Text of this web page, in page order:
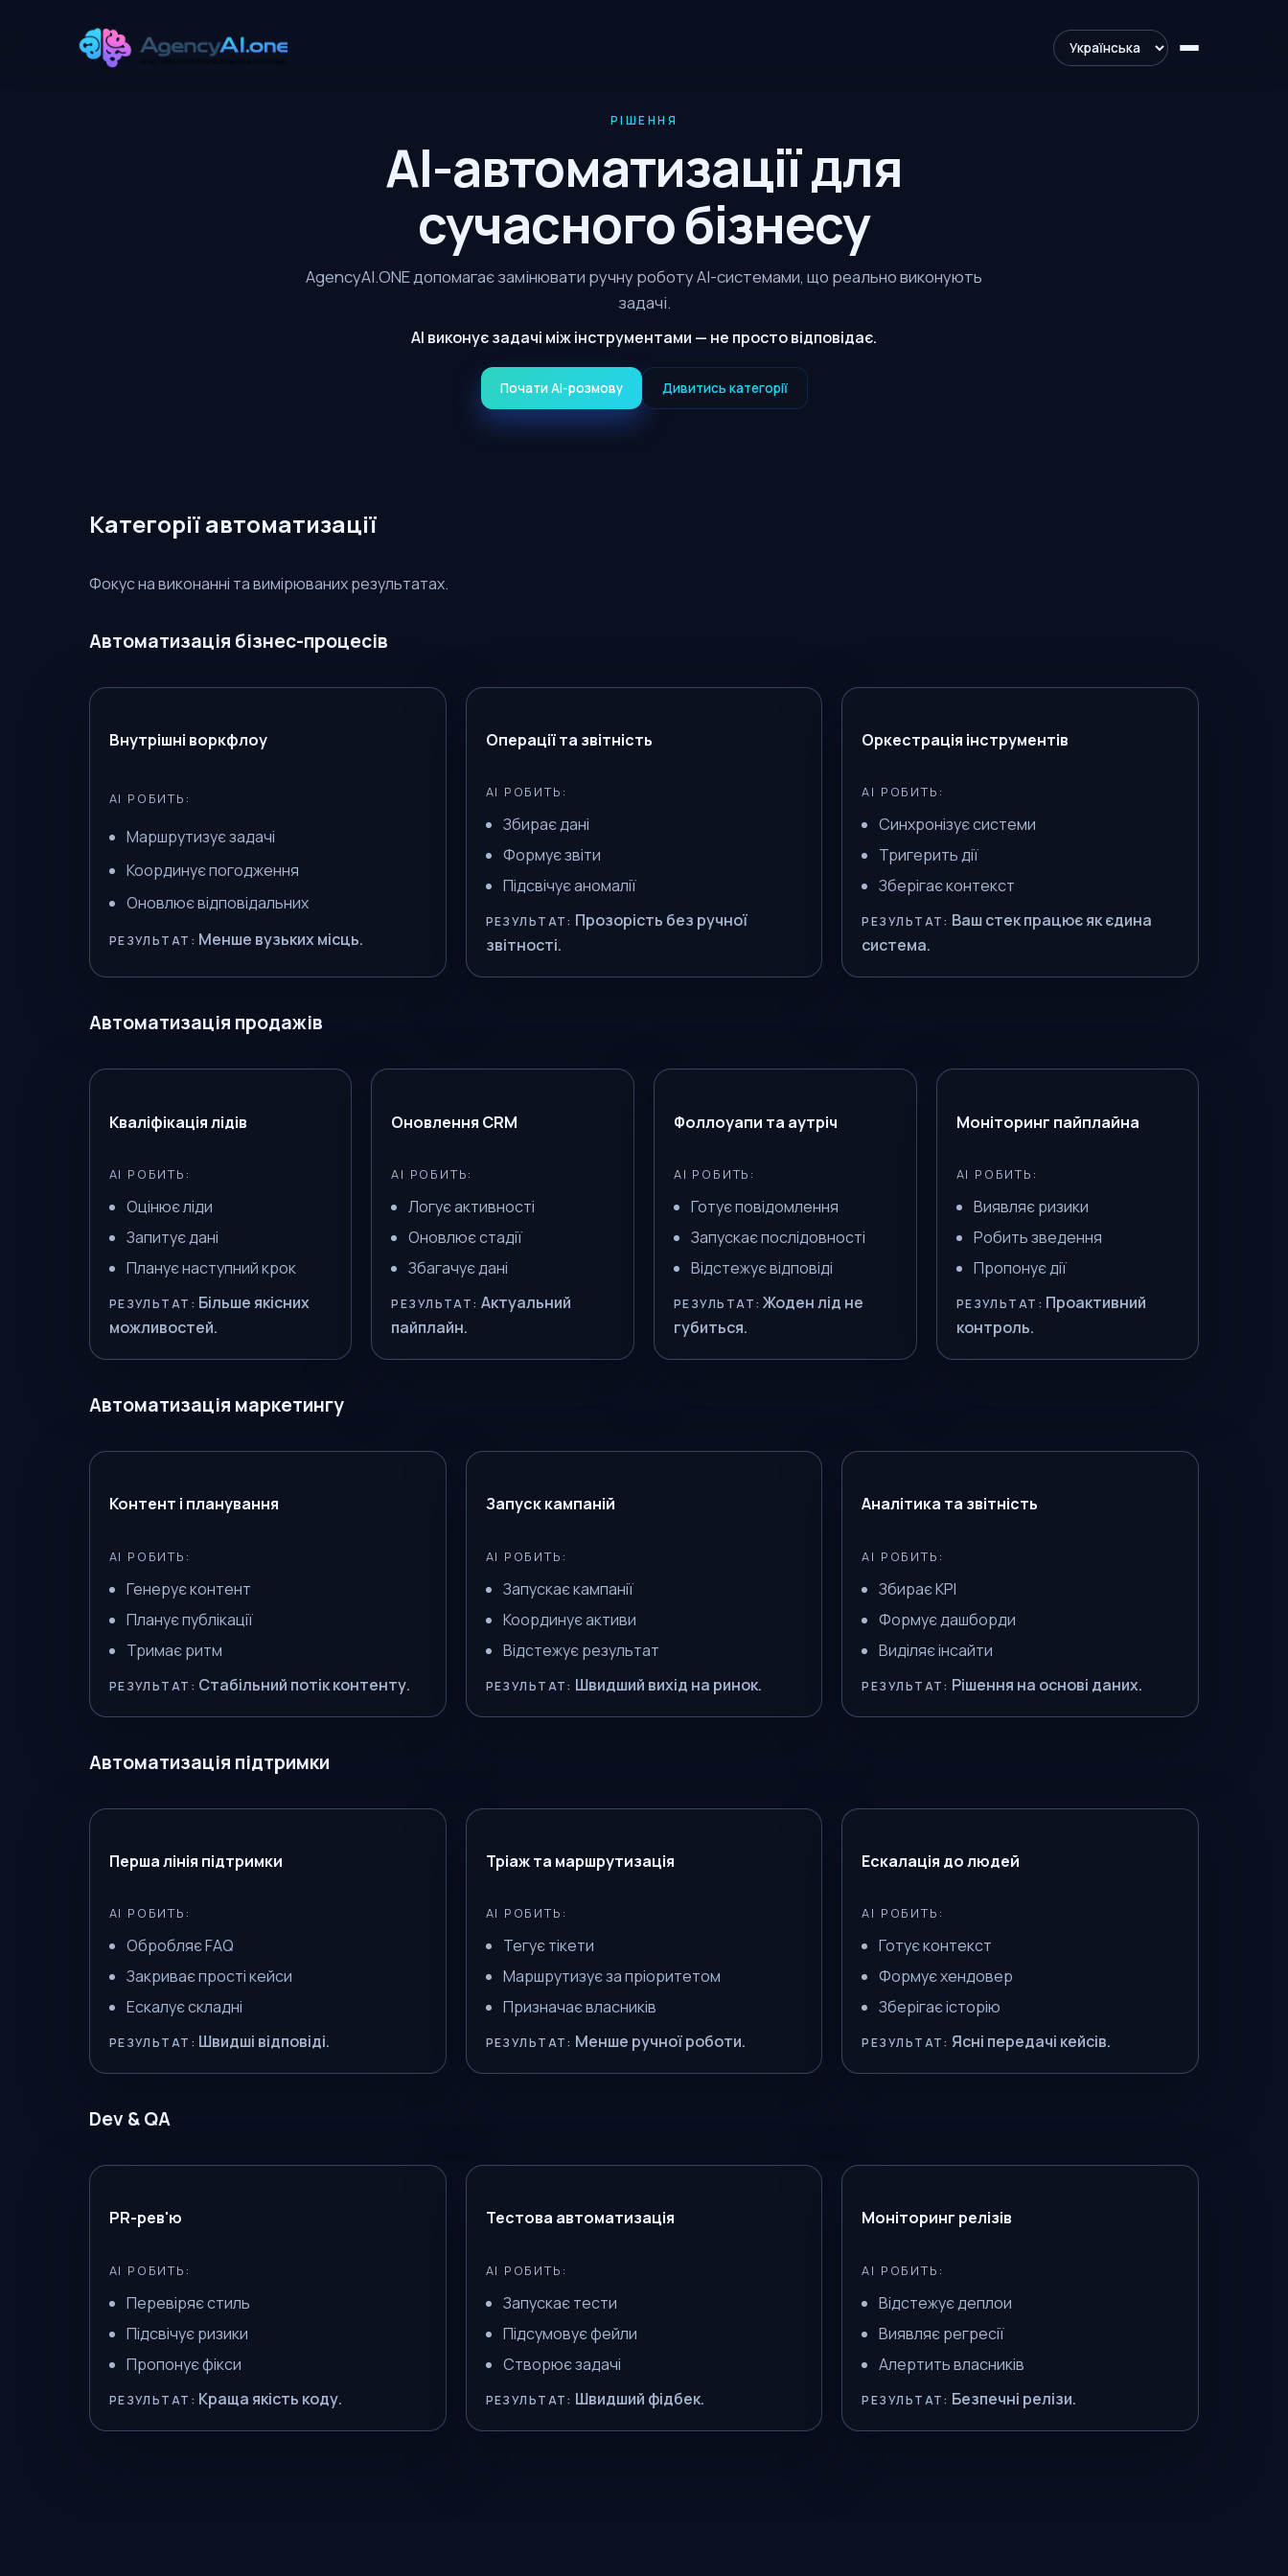
РІШЕННЯ
AI-автоматизації для
сучасного бізнесу
AgencyAI.ONE допомагає замінювати ручну роботу AI-системами, що реально виконують
задачі.
AI виконує задачі між інструментами — не просто відповідає.
Почати AI-розмову Дивитись категорії
Категорії автоматизації
Фокус на виконанні та вимірюваних результатах.
Автоматизація бізнес-процесів
Внутрішні воркфлоу
AI РОБИТЬ:
Маршрутизує задачі
Координує погодження
Оновлює відповідальних
РЕЗУЛЬТАТ: Менше вузьких місць.
Операції та звітність
AI РОБИТЬ:
Збирає дані
Формує звіти
Підсвічує аномалії
РЕЗУЛЬТАТ: Прозорість без ручної
звітності.
Оркестрація інструментів
AI РОБИТЬ:
Синхронізує системи
Тригерить дії
Зберігає контекст
РЕЗУЛЬТАТ: Ваш стек працює як єдина
система.
Автоматизація продажів
Кваліфікація лідів
AI РОБИТЬ:
Оцінює ліди
Запитує дані
Планує наступний крок
РЕЗУЛЬТАТ: Більше якісних
можливостей.
Оновлення CRM
AI РОБИТЬ:
Логує активності
Оновлює стадії
Збагачує дані
РЕЗУЛЬТАТ: Актуальний
пайплайн.
Фоллоуапи та аутріч
AI РОБИТЬ:
Готує повідомлення
Запускає послідовності
Відстежує відповіді
РЕЗУЛЬТАТ: Жоден лід не
губиться.
Моніторинг пайплайна
AI РОБИТЬ:
Виявляє ризики
Робить зведення
Пропонує дії
РЕЗУЛЬТАТ: Проактивний
контроль.
Автоматизація маркетингу
Контент і планування
AI РОБИТЬ:
Генерує контент
Планує публікації
Тримає ритм
РЕЗУЛЬТАТ: Стабільний потік контенту.
Запуск кампаній
AI РОБИТЬ:
Запускає кампанії
Координує активи
Відстежує результат
РЕЗУЛЬТАТ: Швидший вихід на ринок.
Аналітика та звітність
AI РОБИТЬ:
Збирає KPI
Формує дашборди
Виділяє інсайти
РЕЗУЛЬТАТ: Рішення на основі даних.
Автоматизація підтримки
Перша лінія підтримки
AI РОБИТЬ:
Обробляє FAQ
Закриває прості кейси
Ескалує складні
РЕЗУЛЬТАТ: Швидші відповіді.
Тріаж та маршрутизація
AI РОБИТЬ:
Тегує тікети
Маршрутизує за пріоритетом
Призначає власників
РЕЗУЛЬТАТ: Менше ручної роботи.
Ескалація до людей
AI РОБИТЬ:
Готує контекст
Формує хендовер
Зберігає історію
РЕЗУЛЬТАТ: Ясні передачі кейсів.
Dev & QA
PR-рев'ю
AI РОБИТЬ:
Перевіряє стиль
Підсвічує ризики
Пропонує фікси
РЕЗУЛЬТАТ: Краща якість коду.
Тестова автоматизація
AI РОБИТЬ:
Запускає тести
Підсумовує фейли
Створює задачі
РЕЗУЛЬТАТ: Швидший фідбек.
Моніторинг релізів
AI РОБИТЬ:
Відстежує деплои
Виявляє регресії
Алертить власників
РЕЗУЛЬТАТ: Безпечні релізи.